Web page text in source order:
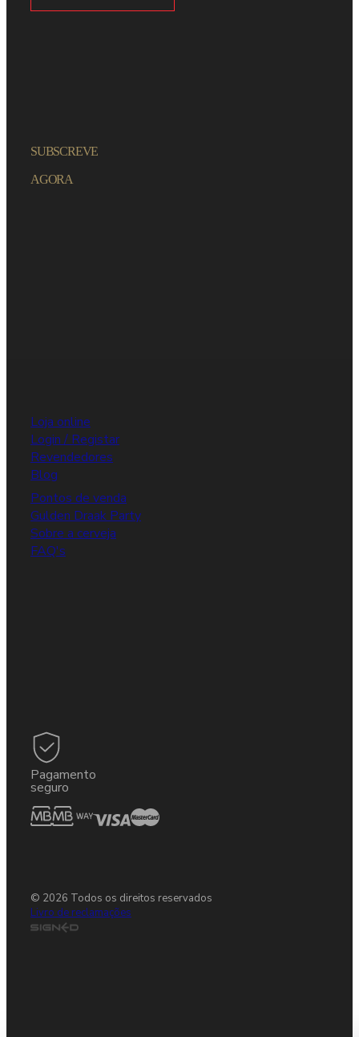
SUBSCREVE
AGORA
Loja online
Login / Registar
Revendedores
Blog
Pontos de venda
Gulden Draak Party
Sobre a cerveja
FAQ's
Pagamento
seguro
© 2026 Todos os direitos reservados
Livro de reclamações